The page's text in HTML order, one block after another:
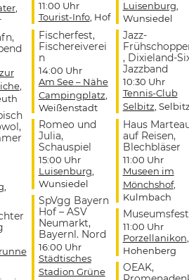
,
,
11:00 Uhr
Tourist-Info, Hof
Fischerfest,
Fischereiverei
n
14:00 Uhr
Am See – Nähe
Campingplatz
Weißenstadt
Romeo und
Julia,
Schauspiel
15:00 Uhr
Luisenburg
Wunsiedel
SpVgg Bayern
Hof – ASV
Neumarkt,
Bayernl. Nord
16:00 Uhr
Städtisches
Stadion Grüne
Luisenburg
Wunsiedel
Jazz-
, Dixieland-
Jazzband
10:30 Uhr
Tennis-Club
Selbitz ,
Haus
auf Reisen,
Blechbläser
11:00 Uhr
Museen im
Mönchshof,
Kulmbach
Museumsfest
11:00 Uhr
Porzellanikon
Hohenberg
OEAK,